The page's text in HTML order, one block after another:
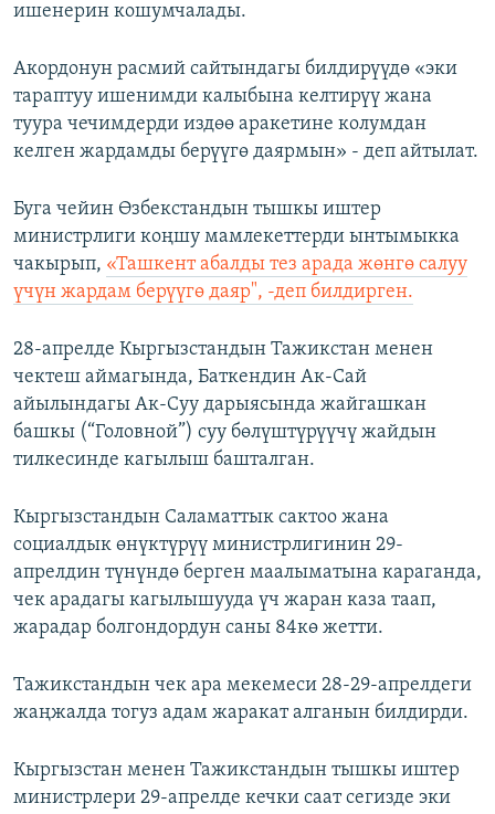
ишенерин кошумчалады.
Акордонун расмий сайтындагы билдирүүдө «эки
тараптуу ишенимди калыбына келтирүү жана
туура чечимдерди издөө аракетине колумдан
келген жардамды берүүгө даярмын» - деп айтылат.
Буга чейин Өзбекстандын тышкы иштер
министрлиги коңшу мамлекеттерди ынтымыкка
чакырып, «Ташкент абалды тез арада жөнгө салуу
үчүн жардам берүүгө даяр", -деп билдирген.
28-апрелде Кыргызстандын Тажикстан менен
чектеш аймагында, Баткендин Ак-Сай
айылындагы Ак-Суу дарыясында жайгашкан
башкы (“Головной”) суу бөлүштүрүүчү жайдын
тилкесинде кагылыш башталган.
Кыргызстандын Саламаттык сактоо жана
социалдык өнүктүрүү министрлигинин 29-
апрелдин түнүндө берген маалыматына караганда,
чек арадагы кагылышууда үч жаран каза таап,
жарадар болгондордун саны 84кө жетти.
Тажикстандын чек ара мекемеси 28-29-апрелдеги
жаңжалда тогуз адам жаракат алганын билдирди.
Кыргызстан менен Тажикстандын тышкы иштер
министрлери 29-апрелде кечки саат сегизде эки